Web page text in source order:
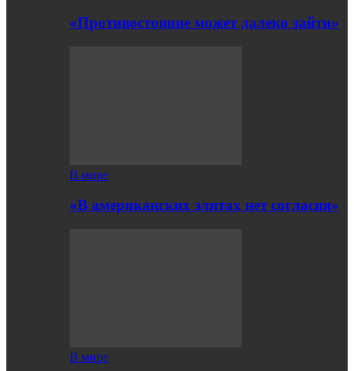
«Противостояние может далеко зайти»
В мире
«В американских элитах нет согласия»
В мире